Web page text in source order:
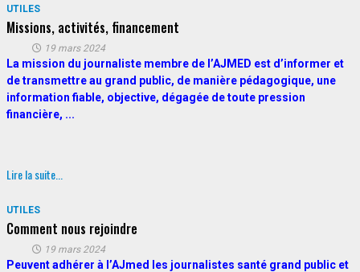
UTILES
Missions, activités, financement
19 mars 2024
La mission du journaliste membre de l’AJMED est d’informer et
de transmettre au grand public, de manière pédagogique, une
information fiable, objective, dégagée de toute pression
financière, ...
Lire la suite...
UTILES
Comment nous rejoindre
19 mars 2024
Peuvent adhérer à l’AJmed les journalistes santé grand public et